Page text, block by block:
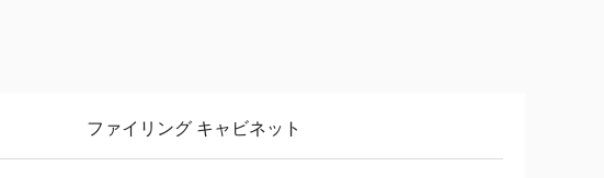
ファイリング キャビネット